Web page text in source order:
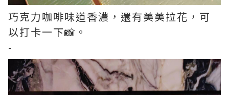
巧克力咖啡味道香濃，還有美美拉花，可
以打卡一下📸。
-